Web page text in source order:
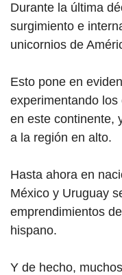
Durante la última
surgimiento e
unicornios de
Esto pone en
experimentando
en este continente,
a la región en alto.
Hasta ahora en
México y Uruguay
emprendimientos
hispano.
Y de hecho,